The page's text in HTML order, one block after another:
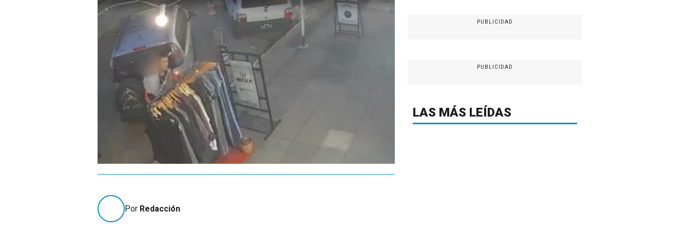
Por Redacción
PUBLICIDAD
PUBLICIDAD
LAS MÁS LEÍDAS